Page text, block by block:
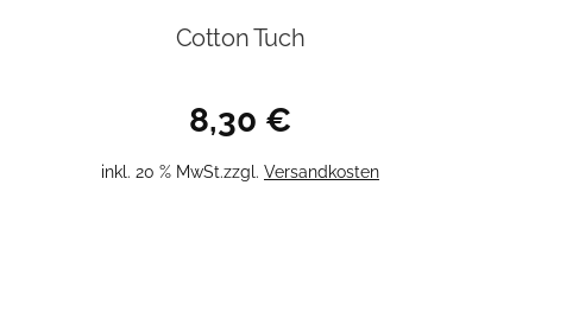
Cotton Tuch
8,30 €
inkl. 20 % MwSt.zzgl. Versandkosten